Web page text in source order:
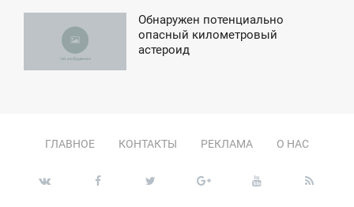
Обнаружен потенциально
опасный километровый
астероид
ГЛАВНОЕ КОНТАКТЫ РЕКЛАМА О НАС